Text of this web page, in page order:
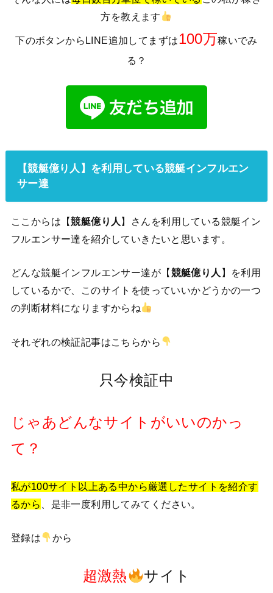
方を教えます
下のボタンからLINE追加してまずは100万稼いでみ
る？
【競艇億り人 】を利用している競艇インフルエン
サー達
ここからは【競艇億り人 】さんを利用している競艇イン
フルエンサー達を紹介していきたいと思います。
どんな競艇インフルエンサー達が【競艇億り人 】を利用
しているかで、このサイトを使っていいかどうかの一つ
の判断材料になりますからね
それぞれの検証記事はこちらから
只今検証中
じゃあどんなサイトがいいのかっ
て？
私が100サイト以上ある中から厳選したサイトを紹介す
るから
、是非一度利用してみてください。
登録は から
超激熱
サイト